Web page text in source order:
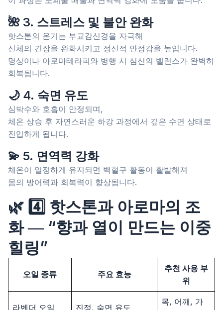
🌺 3. 스트레스 및 불안 완화
핫스톤의 온기는 부교감신경을 자극해
신체의 긴장을 완화시키고 정신적 안정감을 높입니다.
명상이나 아로마테라피와 병행 시 심신의 밸런스가 완벽히
회복됩니다.
🌙 4. 숙면 유도
심박수와 호흡이 안정되며,
체온 상승 후 자연스러운 하강 과정에서 깊은 수면 상태로
진입하게 됩니다.
💫 5. 면역력 강화
체온이 일정하게 유지되면 백혈구 활동이 활발해져
몸의 방어력과 회복력이 향상됩니다.
🌿 4️⃣ 핫스톤과 아로마의 조
화 ― “향과 열이 만드는 이중
힐링”
오일 종류 주요 효능
추천 사용 부
위
라벤더 오일 진정, 숙면 유도
목, 어깨, 가